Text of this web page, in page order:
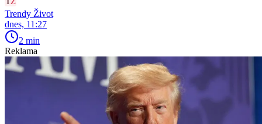
Trendy Život
dnes, 11:27
2 min
Reklama